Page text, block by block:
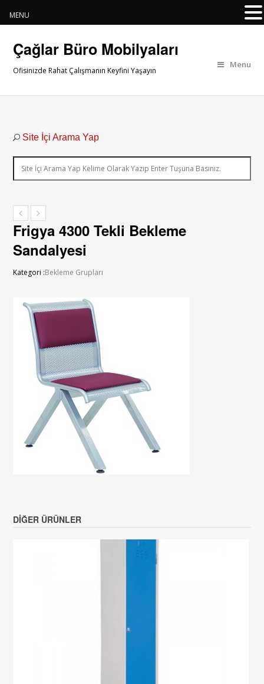
Çağlar Büro Mobilyaları
Ofisinizde Rahat Çalışmanın Keyfini Yaşayın
Menu
Site İçi Arama Yap
Frigya 4300 Tekli Bekleme
Sandalyesi
Kategori :Bekleme Grupları
DIĞER ÜRÜNLER
MENU